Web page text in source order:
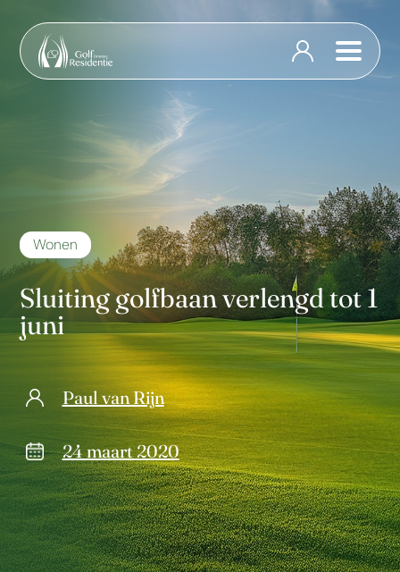
Wonen
Sluiting golfbaan verlengd tot 1
juni
Paul van Rijn
24 maart 2020